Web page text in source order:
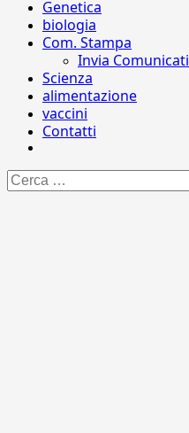
Genetica
biologia
Com. Stampa
Invia Comunicati
Scienza
alimentazione
vaccini
Contatti
Ricerca
per: